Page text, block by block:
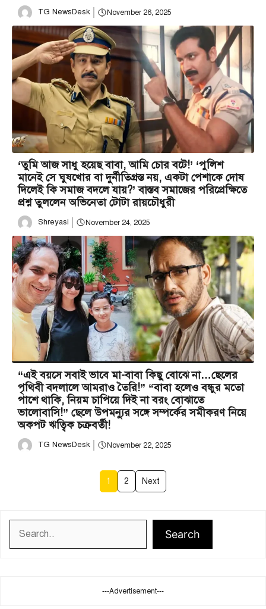
TG NewsDesk November 26, 2025
‘তুমি আজ সাধু হয়েছ বাবা, আমি চোর বটে!’ ‘পুলিশ
মানেই সে ঘুষখোর বা দুর্নীতিগ্রস্ত নয়, একটা পেশাকে দোষ
দিলেই কি সমাজ বদলে যায়?’ বাস্তব সমাজের পরিপ্রেক্ষিতে
প্রশ্ন তুললেন অভিনেতা টোটা রায়চৌধুরী
Shreyasi November 24, 2025
“এই বয়সে সবাই ভাবে মা-বাবা কিছু বোঝে না…ছেলের
পৃথিবী বদলালে আমরাও তৈরি!” “বাবা হলেও বন্ধুর মতো
পাশে থাকি, নিয়ম চাপিয়ে দিই না বরং বোঝাতে
ভালোবাসি!” ছেলে উপমন্যুর সঙ্গে সম্পর্কের সমীকরণ নিয়ে
অকপট ঋত্বিক চক্রবর্তী!
TG NewsDesk November 22, 2025
1 2 Next
Search
---Advertisement---